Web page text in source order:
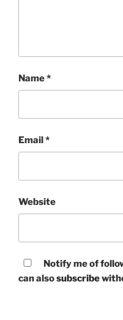
Name*
Email*
Website
Notify me of
can alsosubscribe